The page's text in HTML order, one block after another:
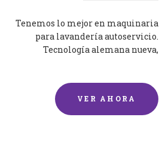
Tenemos lo mejor en maquinaria
para lavandería autoservicio.
Tecnología alemana nueva,
VER AHORA